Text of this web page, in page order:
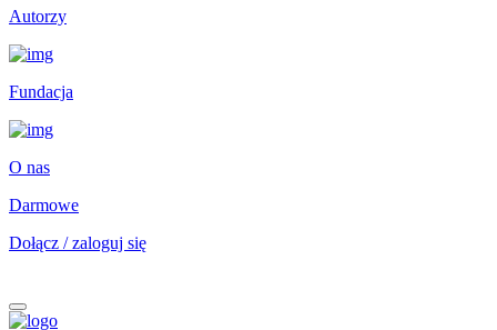
Autorzy
Fundacja
O nas
Darmowe
Dołącz / zaloguj się